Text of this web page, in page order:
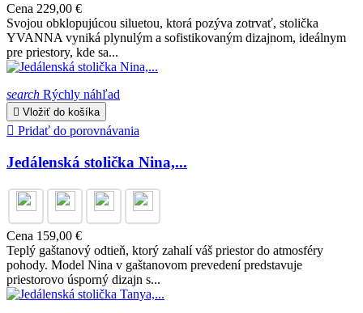
Cena 229,00 €
Svojou obklopujúcou siluetou, ktorá pozýva zotrvať, stolička
YVANNA vyniká plynulým a sofistikovaným dizajnom, ideálnym
pre priestory, kde sa...
search Rýchly náhľad
 Vložiť do košíka
 Pridať do porovnávania
Jedálenská stolička Nina,...
Cena 159,00 €
Teplý gaštanový odtieň, ktorý zahalí váš priestor do atmosféry
pohody. Model Nina v gaštanovom prevedení predstavuje
priestorovo úsporný dizajn s...